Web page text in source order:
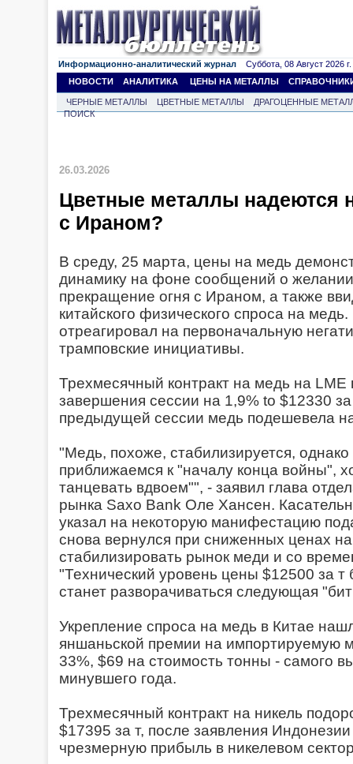
Информационно-аналитический журнал Суббота, 08 Август 2026 г.
НОВОСТИ
АНАЛИТИКА ЦЕНЫ НА МЕТАЛЛЫ
ЧЕРНЫЕ МЕТАЛЛЫ ЦВЕТНЫЕ МЕТАЛЛЫ
ДРАГОЦЕННЫЕ
ПОИСК
26.03.2026
Цветные металлы надеются
с Ираном?
В среду, 25 марта, цены на медь
динамику на фоне сообщений о
прекращение огня с Ираном, а также
китайского физического спроса на
отреагировал на первоначальную
трамповские инициативы.
Трехмесячный контракт на медь на
завершения сессии на 1,9% to $12330 за
предыдущей сессии медь подешевела
"Медь, похоже, стабилизируется,
приближаемся к "началу конца войны",
танцевать вдвоем"", - заявил глава
рынка Saxo Bank Оле Хансен.
указал на некоторую манифестацию
снова вернулся при сниженных ценах
стабилизировать рынок меди и со
"Технический уровень цены $12500 за т
станет разворачиваться следующая
Укрепление спроса на медь в Китае
яншаньской премии на импортируемую
33%, $69 на стоимость тонны - самого
минувшего года.
Трехмесячный контракт на никель
$17395 за т, после заявления
чрезмерную прибыль в никелевом